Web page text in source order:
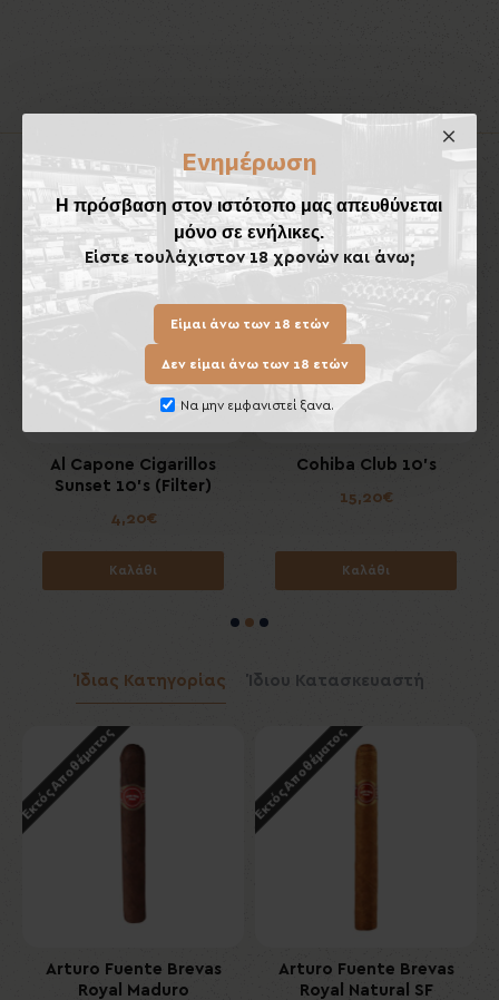
Ενημέρωση
Η πρόσβαση στον ιστότοπο μας απευθύνεται
μόνο σε ενήλικες.
Είστε τουλάχιστον 18 χρονών και άνω;
Είμαι άνω των 18 ετών
Δεν είμαι άνω των 18 ετών
Να μην εμφανιστεί ξανα.
Προϊόντα που Ταιριάζουν Έχουν Αγορασθεί
Εκτός Αποθέματος
Al Capone Cigarillos
Sunset 10's (Filter)
4,20€
Καλάθι
Νέο
Εκτός Αποθέματος
Cohiba Club 10's
15,20€
Καλάθι
Ίδιας Κατηγορίας Ίδιου Κατασκευαστή
Εκτός Αποθέματος
Arturo Fuente Brevas
Royal Maduro
Εκτός Αποθέματος
Arturo Fuente Brevas
Royal Natural SF